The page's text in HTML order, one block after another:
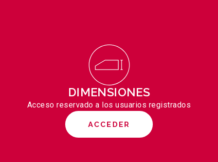
DIMENSIONES
Acceso reservado a los usuarios registrados
ACCEDER